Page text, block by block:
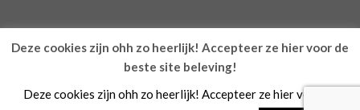
Deze cookies zijn ohh zo heerlijk! Accepteer ze hier voor de
beste site beleving!
Deze cookies zijn ohh zo heerlijk! Accepteer ze hier voor de